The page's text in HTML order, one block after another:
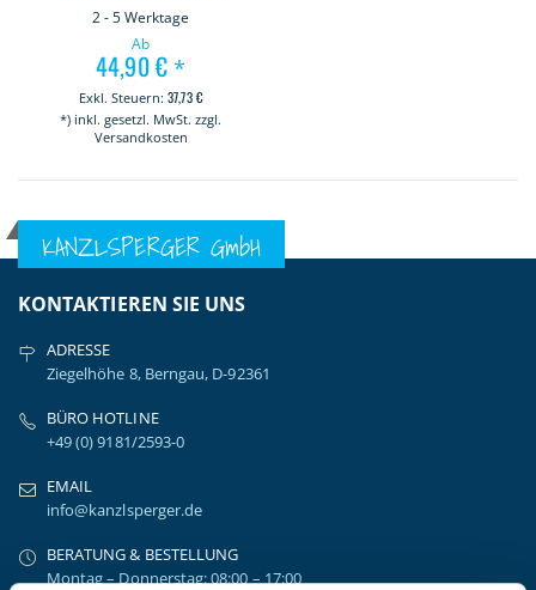
2 - 5 Werktage
Ab
44,90 €*
37,73 €
*) inkl. gesetzl. MwSt. zzgl.
Versandkosten
KANZLSPERGER GmbH
KONTAKTIEREN SIE UNS
ADRESSE
Ziegelhöhe 8, Berngau, D-92361
BÜRO HOTLINE
+49 (0) 9181/2593-0
EMAIL
info@kanzlsperger.de
BERATUNG & BESTELLUNG
Montag – Donnerstag: 08:00 – 17:00